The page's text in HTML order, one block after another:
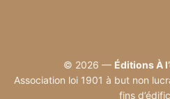
© 2026 — Éditions À
Association loi 1901 à but non
fins